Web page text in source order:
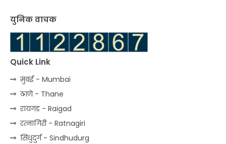
युनिक वाचक
Quick Link
मुंबई - Mumbai
ठाणे - Thane
रायगड - Raigad
रत्‍नागिरी - Ratnagiri
सिंधुदुर्ग - Sindhudurg